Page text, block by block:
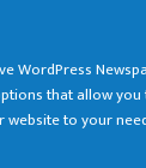
WordPress
that allow
website to your